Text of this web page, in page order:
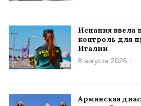
Испания ввела
контроль для
Италии
8 августа 2026 г.
Армянская